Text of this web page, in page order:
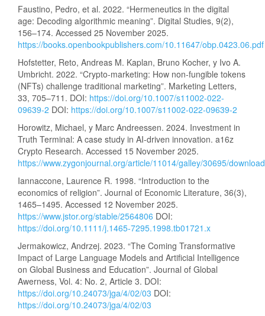
Faustino, Pedro, et al. 2022. “Hermeneutics in the digital
age: Decoding algorithmic meaning”. Digital Studies, 9(2),
156–174. Accessed 25 November 2025.
https://books.openbookpublishers.com/10.11647/obp.0423.06.pdf
Hofstetter, Reto, Andreas M. Kaplan, Bruno Kocher, y Ivo A.
Umbricht. 2022. “Crypto-marketing: How non-fungible tokens
(NFTs) challenge traditional marketing”. Marketing Letters,
33, 705–711. DOI: https://doi.org/10.1007/s11002-022-
09639-2 DOI: https://doi.org/10.1007/s11002-022-09639-2
Horowitz, Michael, y Marc Andreessen. 2024. Investment in
Truth Terminal: A case study in AI-driven innovation. a16z
Crypto Research. Accessed 15 November 2025.
https://www.zygonjournal.org/article/11014/galley/30695/
Iannaccone, Laurence R. 1998. “Introduction to the
economics of religion”. Journal of Economic Literature, 36(3),
1465–1495. Accessed 12 November 2025.
https://www.jstor.org/stable/2564806 DOI:
https://doi.org/10.1111/j.1465-7295.1998.tb01721.x
Jermakowicz, Andrzej. 2023. “The Coming Transformative
Impact of Large Language Models and Artificial Intelligence
on Global Business and Education”. Journal of Global
Awerness, Vol. 4: No. 2, Article 3. DOI:
https://doi.org/10.24073/jga/4/02/03 DOI:
https://doi.org/10.24073/jga/4/02/03